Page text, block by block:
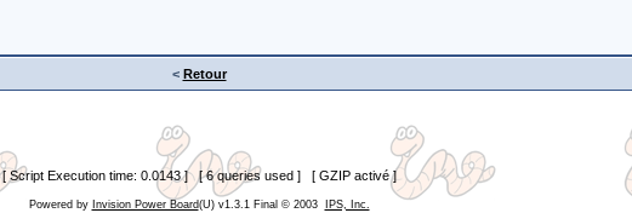
< Retour
[ Script Execution time: 0.0143 ] [ 6 queries used ] [ GZIP activé ]
Powered by Invision Power Board(U) v1.3.1 Final © 2003 IPS, Inc.